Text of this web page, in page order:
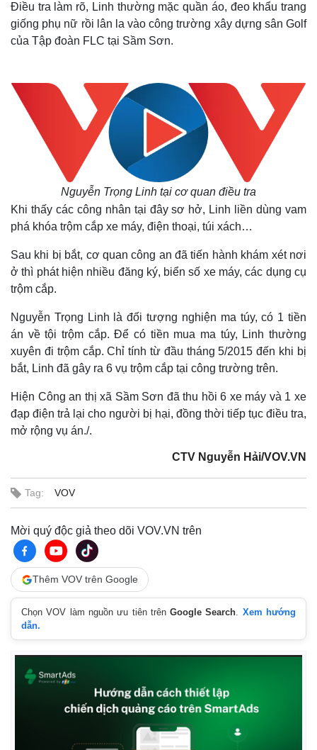
Điều tra làm rõ, Linh thường mặc quần áo, đeo khẩu trang
giống phụ nữ rồi lân la vào công trường xây dựng sân Golf
của Tập đoàn FLC tại Sầm Sơn.
Nguyễn Trọng Linh tại cơ quan điều tra
Khi thấy các công nhân tại đây sơ hở, Linh liền dùng vam
phá khóa trộm cắp xe máy, điện thoại, túi xách…
Sau khi bị bắt, cơ quan công an đã tiến hành khám xét nơi
ở thì phát hiện nhiều đăng ký, biển số xe máy, các dụng cụ
trộm cắp.
Nguyễn Trọng Linh là đối tượng nghiện ma túy, có 1 tiền
án về tội trộm cắp. Để có tiền mua ma túy, Linh thường
xuyên đi trộm cắp. Chỉ tính từ đầu tháng 5/2015 đến khi bị
bắt, Linh đã gây ra 6 vụ trộm cắp tại công trường trên.
Hiện Công an thị xã Sầm Sơn đã thu hồi 6 xe máy và 1 xe
đạp điện trả lại cho người bị hại, đồng thời tiếp tục điều tra,
mở rộng vụ án./.
CTV Nguyễn Hải/VOV.VN
Tag: VOV
Mời quý độc giả theo dõi VOV.VN trên
Thêm VOV trên Google
Chọn VOV làm nguồn ưu tiên trênGoogle Search. Xem hướng
dẫn.